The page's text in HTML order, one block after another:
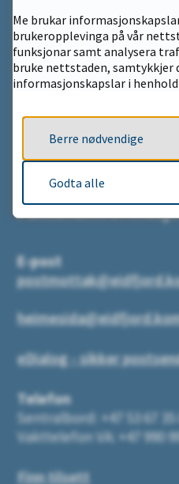
Opningstid
Kl 09.00 – 15.00
Kommunenummer: 4619
Org.nr:944 227 121
E-post
eDialog - sikker
Telefon
Sentralbord: +47 53 67 35
Vakttelefon VA: +47 990
Finn tilsett
Me brukar
brukeropplevinga på vår
funksjonar samt analysera
bruke nettstaden, samtykkjer
informasjonskapslar i
Berre nødvendige
Godta alle